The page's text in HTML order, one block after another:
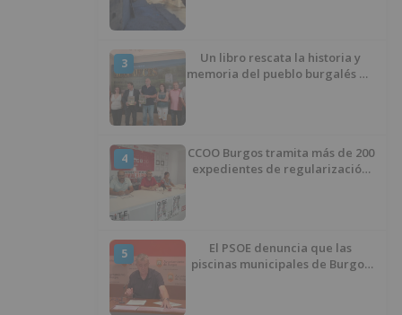
3
Un libro rescata la historia y
memoria del pueblo burgalés de
4
CCOO Burgos tramita más de 200
expedientes de regularización
5
El PSOE denuncia que las
piscinas municipales de Burgos